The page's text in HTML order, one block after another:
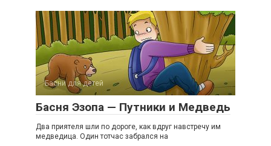
Басни для детей
Басня Эзопа — Путники и Медведь
Два приятеля шли по дороге, как вдруг навстречу им
медведица. Один тотчас забрался на